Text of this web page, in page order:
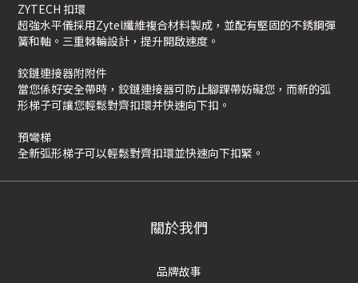
ZYTECH 扣環
超強水平儀採用Zytel纖維複合材料製成，並配有堅固的不銹鋼彈
簧和軸。三重棘輪設計，提升開啟速度。
鉸鏈連接器附附件
當您係好安全帶時，鉸鏈連接器可防止腳踝帶妨礙您，而新的弧
形梯子可讓您輕鬆對齊扣環并快速向下扣。
預彎梯
全新弧形梯子可以輕鬆對齊扣環並快速向下扣緊。
關於我們
品牌故事